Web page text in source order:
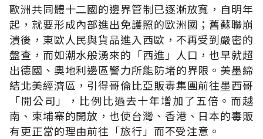
歐洲共同體十二國的邊界管制已逐漸放寬，自明年
起，就要形成內部進出免護照的歐洲國；舊蘇聯崩
潰後，東歐人民與貨品進入西歐，不再受到嚴密的
盤查，而如潮水般湧來的「西進」人口，也早就超
出德國、奧地利邊區警力所能防堵的界限。美墨締
結北美經濟區，引得哥倫比亞販毒集團前往墨西哥
「開公司」，比例比過去十年增加了五倍。而越
南、柬埔寨的開放，也使台灣、香港、日本的毒販
有更正當的理由前往「旅行」而不受注意。